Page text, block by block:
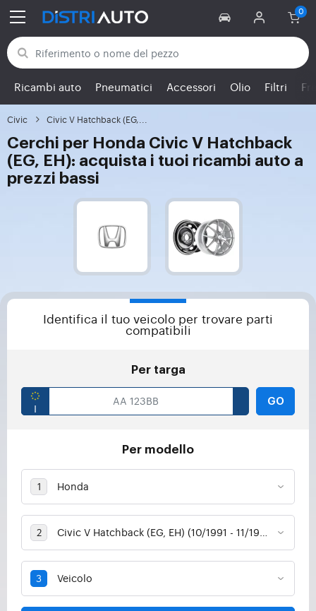
Torna alle categorie
Ricambi auto Pneumatici Accessori Olio Filtri
Civic Civic V Hatchback (EG,...
Cerchi per Honda Civic V Hatchback
(EG, EH): acquista i tuoi ricambi auto a
prezzi bassi
Identifica il tuo veicolo per trovare parti
compatibili
Per targa
GO
Per modello